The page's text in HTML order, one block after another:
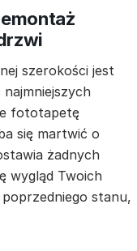
szerokości jest
fototapetę
się martwić o
żadnych
wygląd Twoich
stanu,